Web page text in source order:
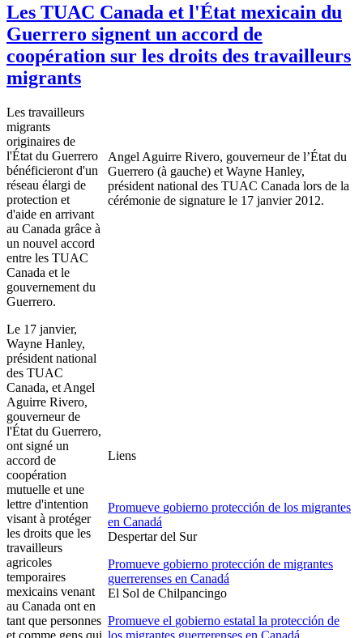
Les TUAC Canada et l'État mexicain du
Guerrero signent un accord de
coopération sur les droits des travailleurs
migrants
Angel Aguirre Rivero, gouverneurde l’État du
Guerrero (à gauche) et Wayne Hanley,
président national des TUAC Canada lors de la
cérémonie de signature le 17 janvier2012.
Liens
Promueve gobierno protección de los migrantes
en Canadá
Despertardel Sur
Promueve gobierno protección de migrantes
guerrerenses en Canadá
El Sol de Chilpancingo
Promueve el gobierno estatal la protección de
los migrantes guerrerenses en Canadá
Les travailleurs
migrants
originaires de
l'État du Guerrero
bénéficieront d'un
réseau élargi de
protection et
d'aide en arrivant
au Canada grâce à
un nouvel accord
entre les TUAC
Canada et le
gouvernement du
Guerrero.
Le 17 janvier,
Wayne Hanley,
président national
des TUAC
Canada, et Angel
Aguirre Rivero,
gouverneurde
l'État du Guerrero,
ont signé un
accord de
coopération
mutuelle et une
lettre d'intention
visant à protéger
les droits que les
travailleurs
agricoles
temporaires
mexicains venant
au Canada ont en
tant que personnes
et comme gens qui